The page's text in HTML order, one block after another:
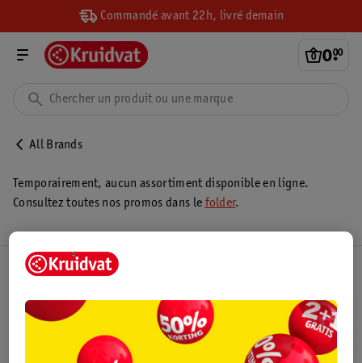
Commandé avant 22h, livré demain
0.
00
All Brands
Temporairement, aucun assortiment disponible en ligne.
Consultez toutes nos promos dans le folder.